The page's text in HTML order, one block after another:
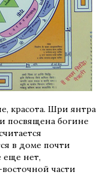
красота. Шри янтра
посвящена богине
в доме почти
еще нет,
части